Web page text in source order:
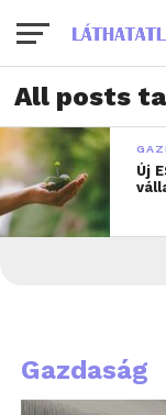
All posts
Új
Gazdaság